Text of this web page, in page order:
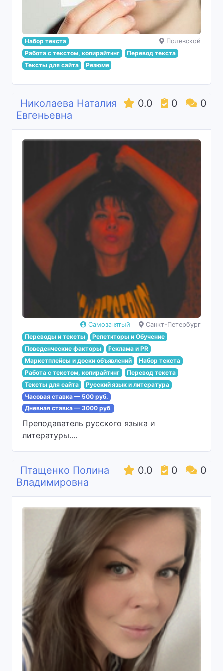
Полевской
Набор текста
Работа с текстом, копирайтинг
Перевод текста
Тексты для сайта
Резюме
0.0 0 0
Николаева Наталия
Евгеньевна
Самозанятый
Санкт-Петербург
Переводы и тексты
Репетиторы и Обучение
Поведенческие факторы
Реклама и PR
Маркетплейсы и доски объявлений
Набор текста
Работа с текстом, копирайтинг
Перевод текста
Тексты для сайта
Русский язык и литература
Часовая ставка — 500 руб.
Дневная ставка — 3000 руб.
Преподаватель русского языка и
литературы....
0.0 0 0
Птащенко Полина
Владимировна